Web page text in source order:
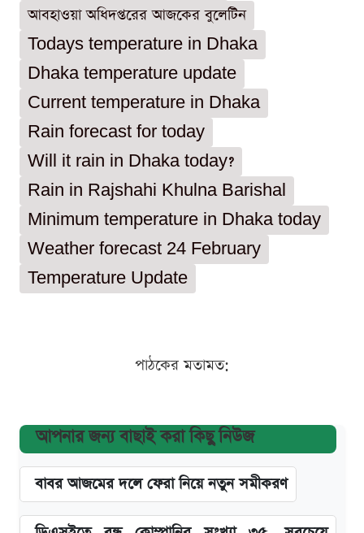
আবহাওয়া অধিদপ্তরের আজকের বুলেটিন
Todays temperature in Dhaka
Dhaka temperature update
Current temperature in Dhaka
Rain forecast for today
Will it rain in Dhaka today?
Rain in Rajshahi Khulna Barishal
Minimum temperature in Dhaka today
Weather forecast 24 February
Temperature Update
পাঠকের মতামত:
আপনার জন্য বাছাই করা কিছু নিউজ
বাবর আজমের দলে ফেরা নিয়ে নতুন সমীকরণ